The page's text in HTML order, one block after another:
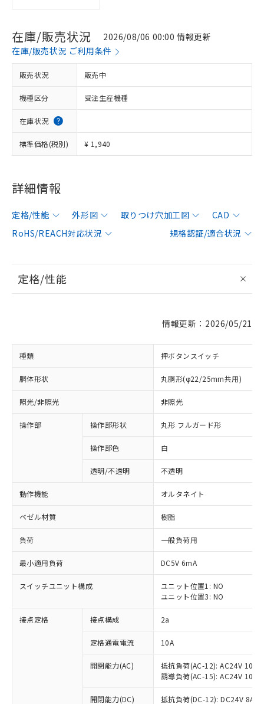
在庫/販売状況
2026/08/06 00:00 情報更新
在庫/販売状況 ご利用条件
販売状況 販売中
機種区分 受注生産機種
在庫状況
標準価格(税別) ¥ 1,940
詳細情報
定格/性能 外形図 取りつけ穴加工図
CAD
RoHS/REACH対応状況
規格認証/適合状況
定格/性能
情報更新：2026/05/21
種類 押ボタンスイッチ
胴体形状 丸胴形(φ22/25mm共用)
照光/非照光 非照光
操作部 操作部形状 丸形 フルガード形
操作部色 白
透明/不透明 不透明
動作機能 オルタネイト
ベゼル材質 樹脂
負荷 一般負荷用
最小適用負荷 DC5V 6mA
スイッチユニット構成
ユニット位置1: NO
ユニット位置3: NO
接点定格 接点構成 2a
定格通電電流 10A
開閉能力(AC)
抵抗負荷(AC-12): AC24V 10A/
誘導負荷(AC-15): AC24V
開閉能力(DC) 抵抗負荷(DC-12): DC24V 8A/
ご利用条件
※1 対応状況
対応済み：EU RoHS指令（10物質）の
非含有に対応した製品が提供可能な商品で
対応予定：EU RoHS指令（10物質）の非含
有に対応した製品に切り替える予定のある